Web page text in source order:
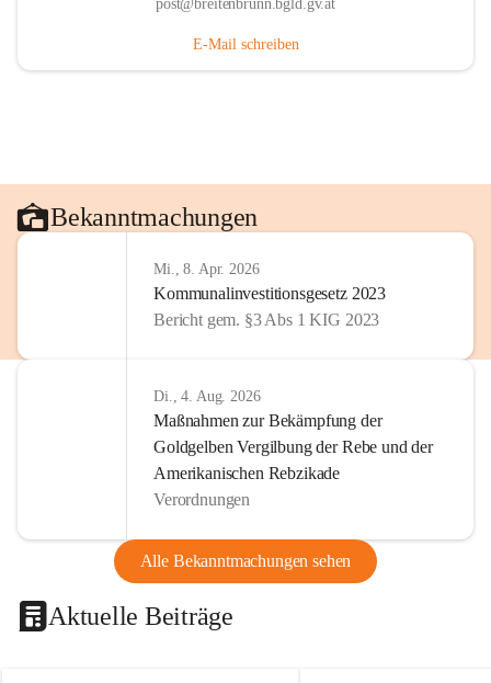
post@breitenbrunn.bgld.gv.at
E-Mail schreiben
Bekanntmachungen
Mi., 8. Apr. 2026
Kommunalinvestitionsgesetz 2023
Bericht gem. §3 Abs 1 KIG 2023
Di., 4. Aug. 2026
Maßnahmen zur Bekämpfung der
Goldgelben Vergilbung der Rebe und der
Amerikanischen Rebzikade
Verordnungen
Alle Bekanntmachungen sehen
Aktuelle Beiträge